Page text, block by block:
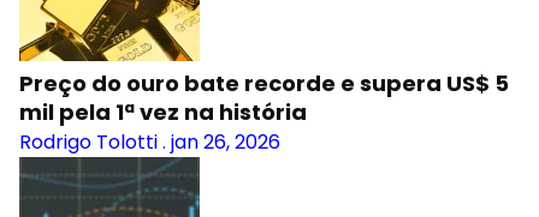
Preço do ouro bate recorde e supera US$ 5
mil pela 1ª vez na história
Rodrigo Tolotti. jan 26, 2026